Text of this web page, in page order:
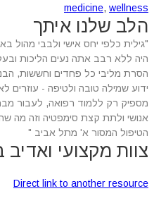
medicine, wellness
הלב שלנו איתך
"גילית כלפי יחס אישי ולבבי מהול
היה ללא רבב אתה נעים הליכות
הסרת מליבי כל פחדים וחששות,
ידוע שמילה טובה ולטיפה -
מספיק רק ללמוד רפואה, לעבור
אנושי ולתת קצת סימפטיה וזה מה
הטיפול המסור א' מתל אביב "
צוות מקצועי ואדיב
Direct link to another resource